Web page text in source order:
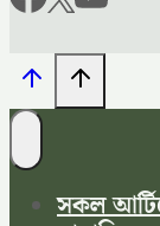
সকল